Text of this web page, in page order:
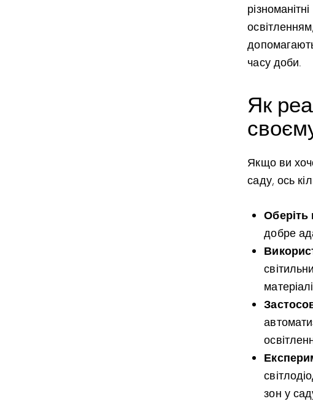
часу доби.
Як
Якщо ви
саду, ось
Оберіть
добре
зон у